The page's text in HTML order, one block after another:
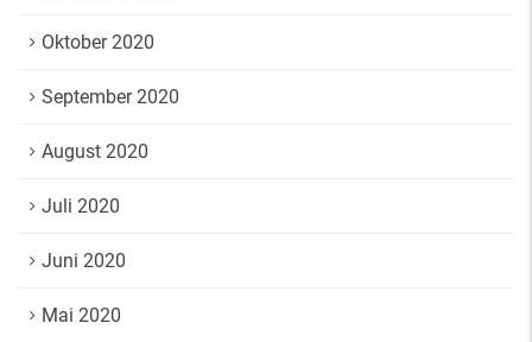
Oktober 2020
September 2020
August 2020
Juli 2020
Juni 2020
Mai 2020